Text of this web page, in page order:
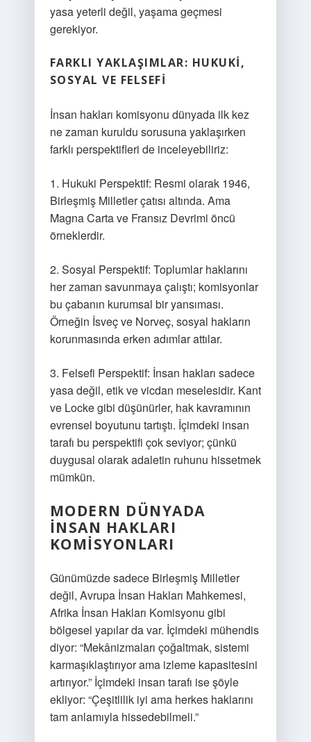
yasa yeterli değil, yaşama geçmesi
gerekiyor.
FARKLI YAKLAŞIMLAR: HUKUKI,
SOSYAL VE FELSEFI
İnsan hakları komisyonu dünyada ilk kez
ne zaman kuruldu sorusuna yaklaşırken
farklı perspektifleri de inceleyebiliriz:
1. Hukuki Perspektif: Resmi olarak 1946,
Birleşmiş Milletler çatısı altında. Ama
Magna Carta ve Fransız Devrimi öncü
örneklerdir.
2. Sosyal Perspektif: Toplumlar haklarını
her zaman savunmaya çalıştı; komisyonlar
bu çabanın kurumsal bir yansıması.
Örneğin İsveç ve Norveç, sosyal hakların
korunmasında erken adımlar attılar.
3. Felsefi Perspektif: İnsan hakları sadece
yasa değil, etik ve vicdan meselesidir. Kant
ve Locke gibi düşünürler, hak kavramının
evrensel boyutunu tartıştı. İçimdeki insan
tarafı bu perspektifi çok seviyor; çünkü
duygusal olarak adaletin ruhunu hissetmek
mümkün.
MODERN DÜNYADA
İNSAN HAKLARI
KOMISYONLARI
Günümüzde sadece Birleşmiş Milletler
değil, Avrupa İnsan Hakları Mahkemesi,
Afrika İnsan Hakları Komisyonu gibi
bölgesel yapılar da var. İçimdeki mühendis
diyor: “Mekânizmaları çoğaltmak, sistemi
karmaşıklaştırıyor ama izleme kapasitesini
artırıyor.” İçimdeki insan tarafı ise şöyle
ekliyor: “Çeşitlilik iyi ama herkes haklarını
tam anlamıyla hissedebilmeli.”